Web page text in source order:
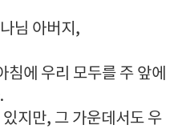
님 아버지,
에 우리 모두를 주 앞에
지만, 그 가운데서도 우